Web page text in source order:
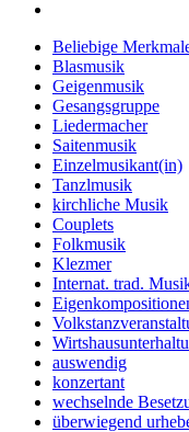
Beliebige
Blasmusik
Geigenmusik
Gesangsgruppe
Liedermacher
Saitenmusik
Einzelmusikant(in)
Tanzlmusik
kirchliche Musik
Couplets
Folkmusik
Klezmer
Internat. trad.
auswendig
konzertant
wechselnde
überwiegend